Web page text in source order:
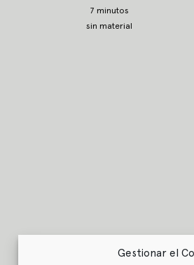
Gestionar el
7 minutos
sin material